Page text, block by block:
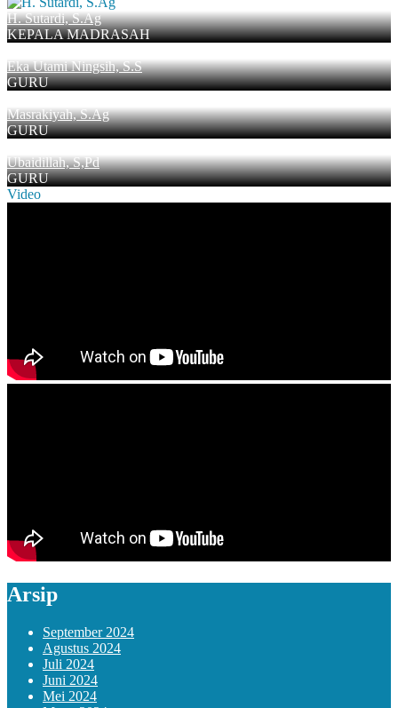
H. Sutardi, S.Ag
KEPALA MADRASAH
Eka Utami Ningsih, S.S
GURU
Masrakiyah, S.Ag
GURU
Ubaidillah, S,Pd
GURU
Video
Arsip
September 2024
Agustus 2024
Juli 2024
Juni 2024
Mei 2024